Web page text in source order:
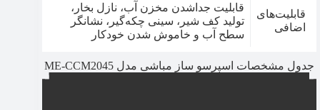
قابلیت‌های
اضافی
قابلیت جداشدن مخزن آب، نازل بخار،
تولید کف شیر، سینی چکه‌گیر، نشانگر
سطح آب و خاموش شدن خودکار
جدول مشخصات اسپرسو ساز مباشی مدل ME-CCM2045